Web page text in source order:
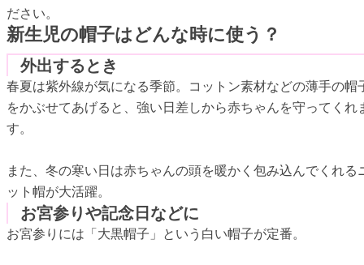
ださい。
新生児の帽子はどんな時に使う？
外出するとき
春夏は紫外線が気になる季節。コットン素材などの薄手の帽
をかぶせてあげると、強い日差しから赤ちゃんを守ってくれ
す。
また、冬の寒い日は赤ちゃんの頭を暖かく包み込んでくれる
ット帽が大活躍。
お宮参りや記念日などに
お宮参りには「大黒帽子」という白い帽子が定番。